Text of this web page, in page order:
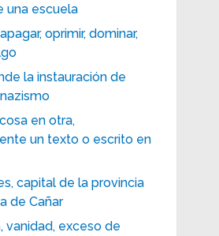
una escuela
oprimir, dominar,
la instauración de
en otra,
un texto o escrito en
capital de la provincia
de Cañar
vanidad, exceso de